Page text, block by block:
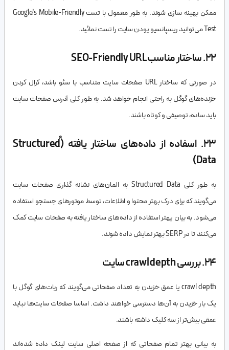
ممکن بهینه سازی شوند. به طور معمول با تست Google’s Mobile-Friendly
Test می‌توانید ریسپانسیو یودن سایت را تست نمائید.
22. ساختار مناسب SEO-Friendly URL
در صورتی که ساختار URL صفحات سایت متناسب با سئو باشد، کرال کردن
خزنده‌های گوگل به راحتی انجام خواهد شد. به طور کلی آدرس صفحات سایت
باید ساده، توصیفی و کوتاه باشند.
23. اسفاده از داده‌های ساختار یافته (ُStructured
Data)
به طور کلی Structured Data به المان‌های نشانه گذاری صفحات سایت‌
می‌گویند که برای درک بهتر محتوا و اطلاعات، توسط موتورهای جستجو استفاده
می‌شود. به بیان یهتر استفاده از داد‌ه‌های ساختار یافته به صفحات سایت کمک
می‌کنند تا در SERP بهتر نمایش داده شوند.
24. بررسی crawl depth سایت
crawl depth یا عمق خزیدن به تعداد صفحاتی می‌گویند که ربات‌های گوگل با
یک بار خزیدن به آن‌ها دسترسی خواهند داشت. اساسا صفحات سایت‌ها نباید
عمقی بیش‌تر از سه کلیک داشته باشند.
به بیانی بهتر تمام صفحاتی که از صفحه اصلی سایت لینک داده شده‌اند